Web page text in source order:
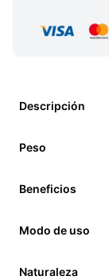
Descripción
Peso
Beneficios
Modo de uso
Naturaleza